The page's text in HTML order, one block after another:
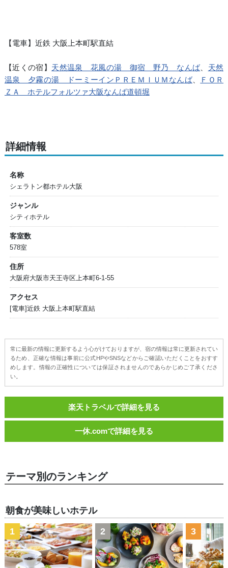
【電車】近鉄 大阪上本町駅直結
【近くの宿】 天然温泉 花風の湯 御宿 野乃 なんば、 天然
温泉 夕霧の湯 ドーミーインＰＲＥＭＩＵＭなんば、
ＦＯＲ
ＺＡ ホテルフォルツァ大阪なんば道頓堀
詳細情報
名称
シェラトン都ホテル大阪
ジャンル
シティホテル
客室数
578室
住所
大阪府大阪市天王寺区上本町6-1-55
アクセス
[電車]近鉄 大阪上本町駅直結
常に最新の情報に更新するよう心がけておりますが、宿の情報は常に更新されてい
るため、正確な情報は事前に公式HPやSNSなどからご確認いただくことをおすす
めします。情報の正確性については保証されませんのであらかじめご了承くださ
い。
楽天トラベルで詳細を見る
一休.comで詳細を見る
テーマ別のランキング
朝食が美味しいホテル
1 2 3